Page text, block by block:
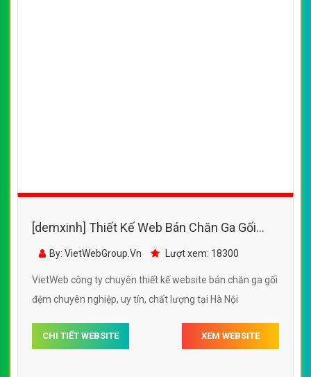
[demxinh] Thiết Kế Web Bán Chăn Ga Gối
Đệm Everon đẹp SEO nhanh hiệu quả
By: VietWebGroup.Vn Lượt xem: 18300
VietWeb công ty chuyên thiết kế website bán chăn ga gối
đệm chuyên nghiệp, uy tín, chất lượng tại Hà Nội
CHI TIẾT WEBSITE XEM WEBSITE